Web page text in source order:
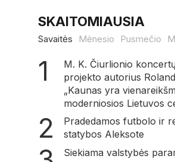
SKAITOMIAUSIA
Savaitės Mėnesio Pusmečio
M. K. Čiurlionio
projekto autorius
„Kaunas yra
moderniosios Lietuvos
Pradedamos futbolo ir
statybos Aleksote
Siekiama valstybės